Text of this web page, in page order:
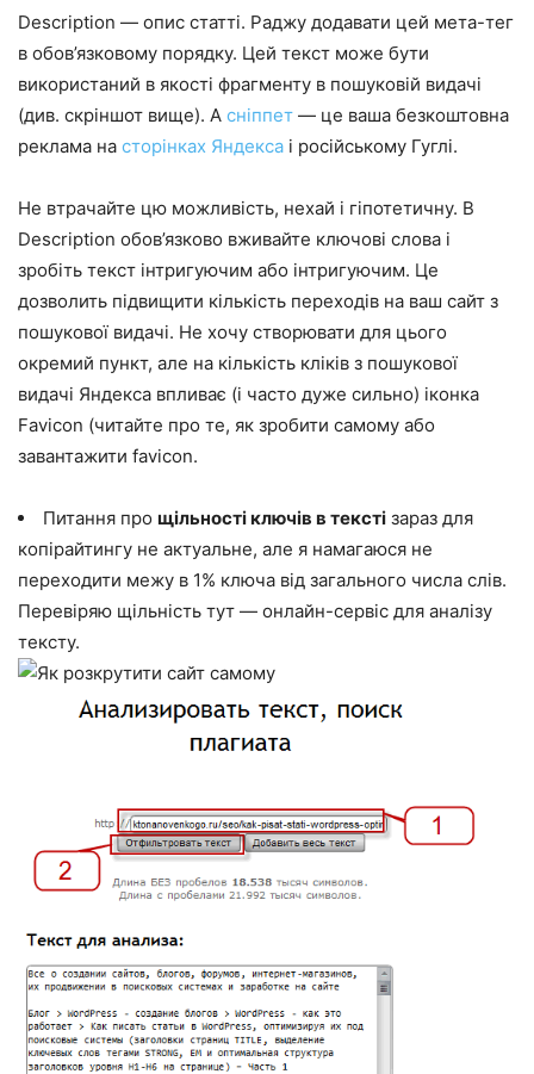
Description — опис статті. Раджу додавати цей мета-тег
в обов’язковому порядку. Цей текст може бути
використаний в якості фрагменту в пошуковій видачі
(див. скріншот вище). А сніппет — це ваша безкоштовна
реклама на сторінках Яндекса і російському Гуглі.
Не втрачайте цю можливість, нехай і гіпотетичну. В
Description обов’язково вживайте ключові слова і
зробіть текст інтригуючим або інтригуючим. Це
дозволить підвищити кількість переходів на ваш сайт з
пошукової видачі. Не хочу створювати для цього
окремий пункт, але на кількість кліків з пошукової
видачі Яндекса впливає (і часто дуже сильно) іконка
Favicon (читайте про те, як зробити самому або
завантажити favicon.
Питання про щільності ключів в тексті зараз для
копірайтингу не актуальне, але я намагаюся не
переходити межу в 1% ключа від загального числа слів.
Перевіряю щільність тут — онлайн-сервіс для аналізу
тексту.